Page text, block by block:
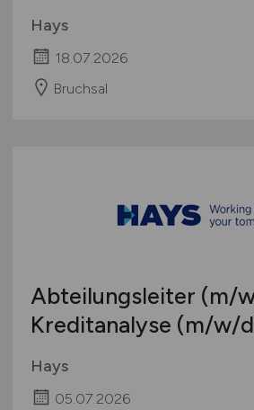
Hays
18.07.2026
Bruchsal
Abteilungsleiter (m/
Kreditanalyse (m/w/
Hays
05.07.2026